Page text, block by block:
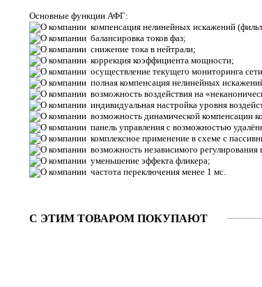
Основные функции АФГ:
компенсация нелинейных искажений
балансировка токов фаз;
снижение тока в нейтрали;
коррекция коэффициента мощности;
осуществление текущего мониторинга
полная компенсация нелинейных
возможность воздействия на
индивидуальная настройка уровня
возможность динамической компенсации
панель управления с возможностью
комплексное применение в схеме с
возможность независимого регулирования
уменьшение эффекта фликера;
частота переключения менее 1 мс.
С ЭТИМ ТОВАРОМ ПОКУПАЮТ